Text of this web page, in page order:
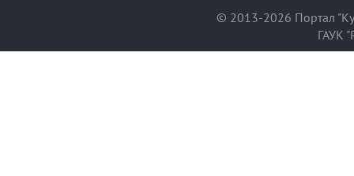
© 2013-2026 Портал
ГАУК